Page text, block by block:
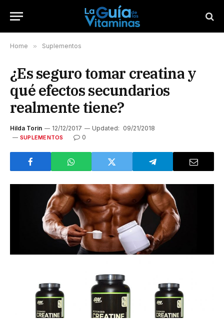
Home » Suplementos
¿Es seguro tomar creatina y
qué efectos secundarios
realmente tiene?
Hilda Torin 12/12/2017 Updated: 09/21/2018
SUPLEMENTOS 0